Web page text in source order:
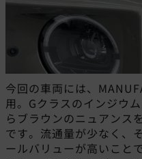
今回の車両には、
用。Gクラスのインジウ
らブラウンのニュアンス
です。流通量が少なく、
ールバリューが高いこと